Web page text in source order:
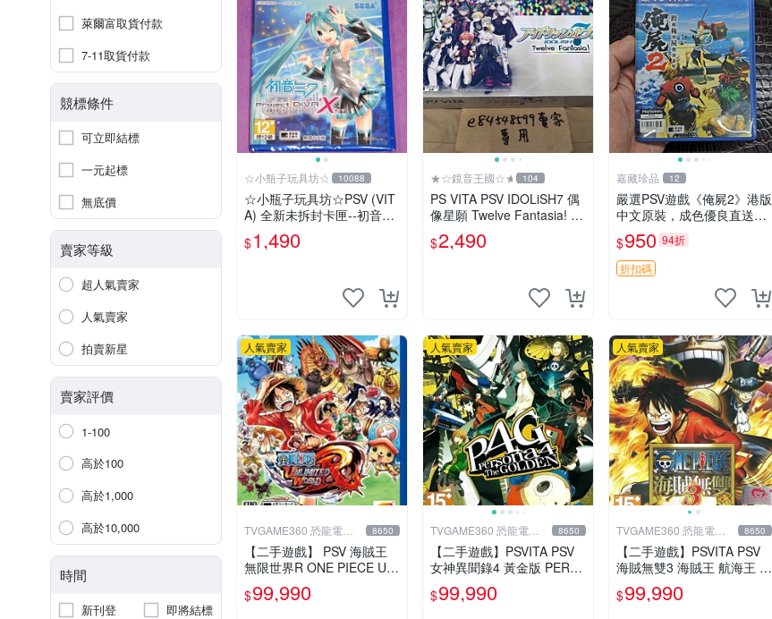
萊爾富取貨付款
7-11取貨付款
競標條件
可立即結標
一元起標
無底價
賣家等級
超人氣賣家
人氣賣家
拍賣新星
賣家評價
1-100
高於100
高於1,000
高於10,000
時間
新刊登 即將結標
☆小瓶子玩具坊☆ 10088
☆小瓶子玩具坊☆PSV (VIT
A) 全新未拆封卡匣--初音未
來 名伶計畫X 中文版
$1,490
★☆鏡音王國☆★ 104
PS VITA PSV IDOLiSH7 偶
像星願 Twelve Fantasia! 限
定版 純日版 日文版 特裝版
$2,490
嘉藏珍品 12
嚴選PSV遊戲《俺屍2》港版
中文原裝，成色優良直送家
門口 俺屍2 PSV 港版 中文
$950 94折
折扣碼
人氣賣家
TVGAME360 恐龍電玩- 8650
【二手遊戲】 PSV 海賊王
無限世界R ONE PIECE Unli
mited World 中文版【台中
恐龍電玩】
$99,990
人氣賣家
TVGAME360 恐龍電玩- 8650
【二手遊戲】PSVITA PSV
女神異聞錄4 黃金版 PERS
ONA 4 The GOLDEN 中文
版【台中恐龍電玩】
$99,990
人氣賣家
TVGAME360 恐龍電玩- 8650
【二手遊戲】PSVITA PSV
海賊無雙3 海賊王 航海王 O
NE PIECE 3 III 中文版 【台
中恐龍電玩】
$99,990